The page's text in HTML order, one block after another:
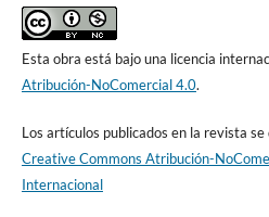
Esta obra está bajo una licencia
Atribución-NoComercial 4.0.
Los artículos publicados en la revista
Creative Commons Atribución-
Internacional